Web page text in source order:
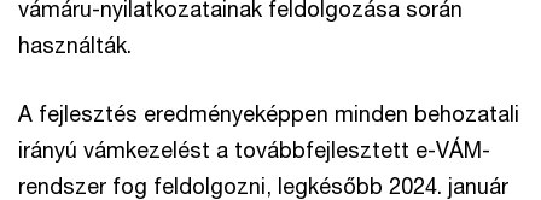
vámáru-nyilatkozatainak feldolgozása során
használták.
A fejlesztés eredményeképpen minden behozatali
irányú vámkezelést a továbbfejlesztett e-VÁM-
rendszer fog feldolgozni, legkésőbb 2024. január